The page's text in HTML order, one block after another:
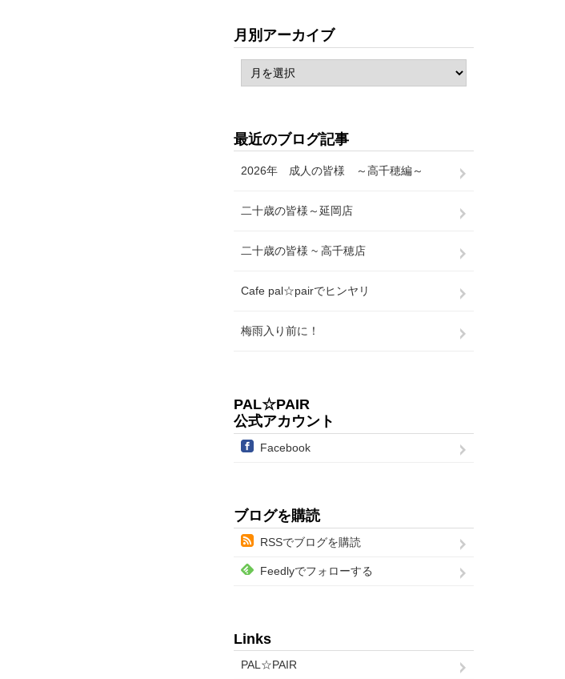
月別アーカイブ
最近のブログ記事
2026年 成人の皆様 ～高千穂編～
二十歳の皆様～延岡店
二十歳の皆様 ~ 高千穂店
Cafe pal☆pairでヒンヤリ
梅雨入り前に！
PAL☆PAIR
公式アカウント
Facebook
ブログを購読
RSSでブログを購読
Feedlyでフォローする
Links
PAL☆PAIR